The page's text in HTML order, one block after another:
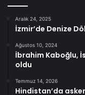
Aralık 24, 2025
İzmir’de Denize
Ağustos 10, 2024
İbrahim Kaboğlu,
oldu
Temmuz 14, 2026
Hindistan’da